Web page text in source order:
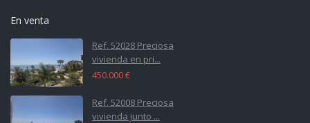
En venta
Ref. 52028 Preciosa
vivienda en pri...
450.000 €
Ref. 52008 Preciosa
vivienda junto ...